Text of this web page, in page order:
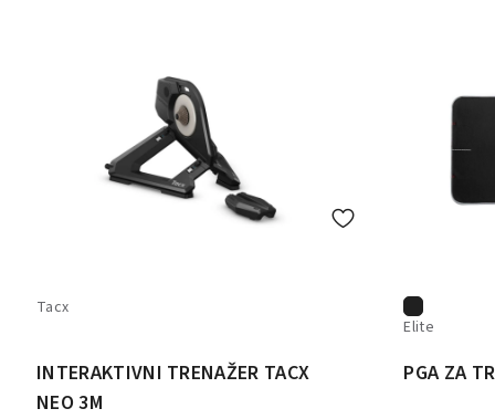
Tacx
INTERAKTIVNI TRENAŽER TACX
NEO 3M
Elite
PGA ZA